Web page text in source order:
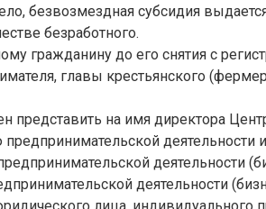
безвозмездная субсидия
безработного.
гражданину до его снятия с
главы крестьянского
представить на имя директора
деятельности
деятельности
деятельности